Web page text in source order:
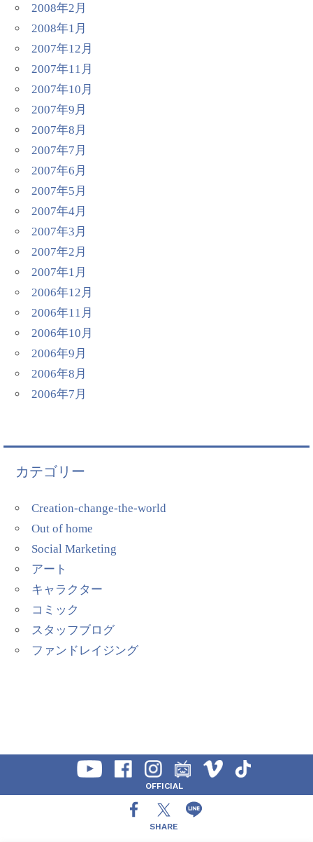
2008年2月
2008年1月
2007年12月
2007年11月
2007年10月
2007年9月
2007年8月
2007年7月
2007年6月
2007年5月
2007年4月
2007年3月
2007年2月
2007年1月
2006年12月
2006年11月
2006年10月
2006年9月
2006年8月
2006年7月
カテゴリー
Creation-change-the-world
Out of home
Social Marketing
アート
キャラクター
コミック
スタッフブログ
ファンドレイジング
OFFICIAL
SHARE